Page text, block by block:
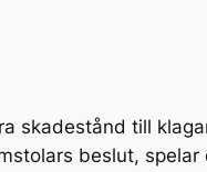
skadestånd till
beslut,